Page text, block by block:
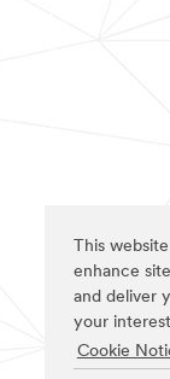
This
enhance
and deliver
your
Cookie